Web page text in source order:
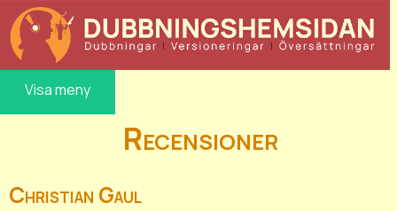
Visa meny
Recensioner
Christian Gaul